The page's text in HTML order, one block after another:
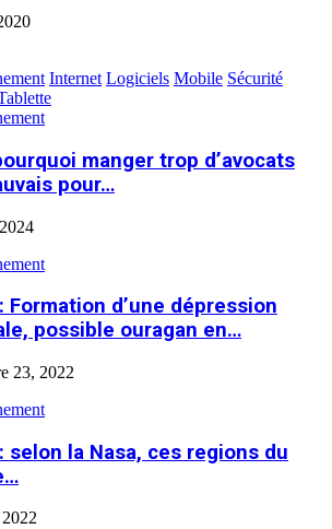
Internet Logiciels Mobile Sécurité
manger trop d’avocats
pour…
Formation d’une dépression
possible ouragan en…
23, 2022
selon la Nasa, ces regions du